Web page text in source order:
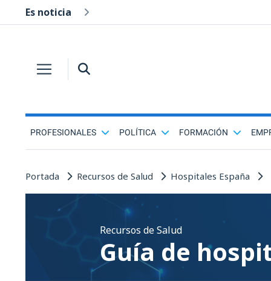
Es noticia
PROFESIONALES POLÍTICA FORMACIÓN
Portada Recursos de Salud Hospitales España
Recursos de Salud
Guía de